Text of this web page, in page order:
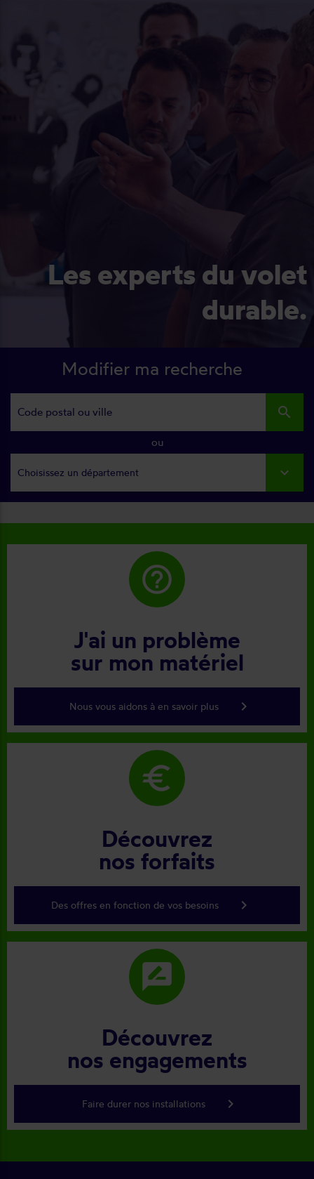
Les experts du volet
durable.
Modifier ma recherche
search
ou
Choisissez un département
help_outline
J'ai un problème
sur mon matériel
Nous vous aidons à en savoir plus keyboard_arrow_right
euro
Découvrez
nos forfaits
Des offres en fonction de vos besoins keyboard_arrow_right
rate_review
Découvrez
nos engagements
Faire durer nos installations keyboard_arrow_right